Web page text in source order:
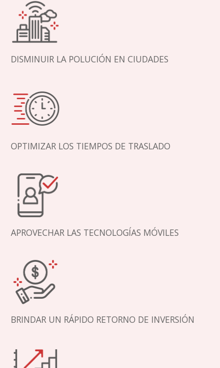
DISMINUIR LA POLUCIÓN EN CIUDADES
OPTIMIZAR LOS TIEMPOS DE TRASLADO
APROVECHAR LAS TECNOLOGÍAS MÓVILES
BRINDAR UN RÁPIDO RETORNO DE INVERSIÓN